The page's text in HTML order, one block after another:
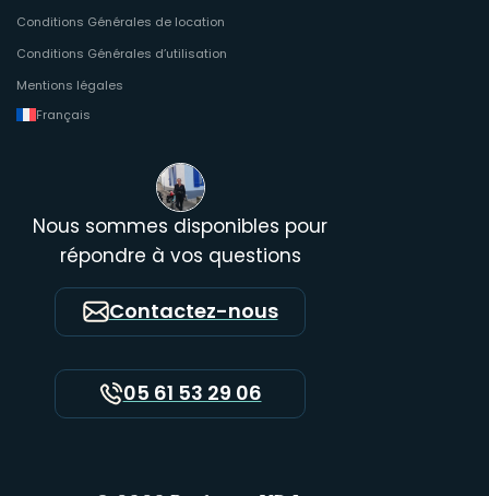
Conditions Générales de location
Conditions Générales d’utilisation
Mentions légales
Français
Nous sommes disponibles pour
répondre à vos questions
Contactez-nous
05 61 53 29 06